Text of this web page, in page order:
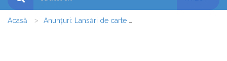
Acasă Anunțuri: Lansări de carte